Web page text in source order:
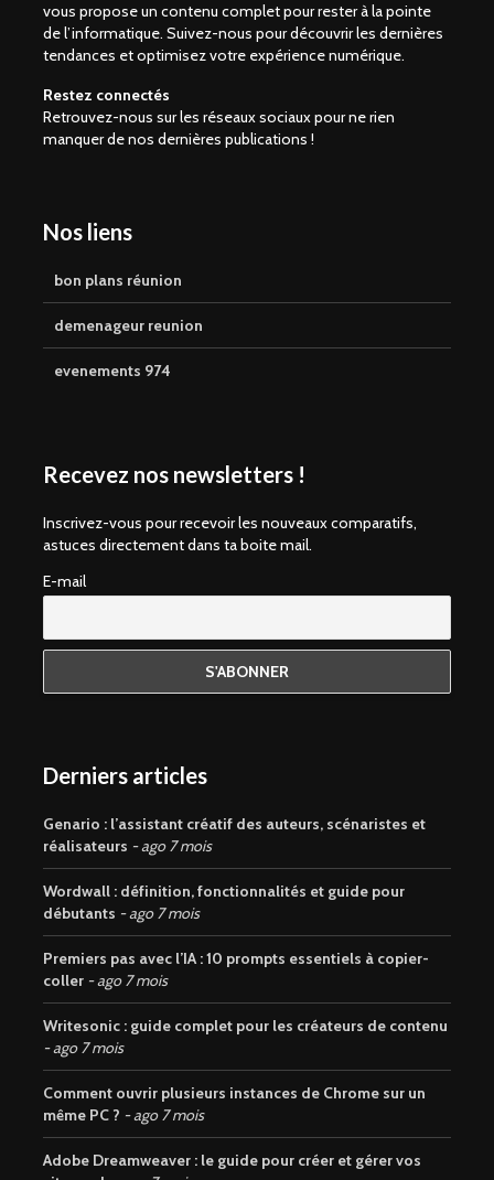
vous propose un contenu complet pour rester à la pointe
de l’informatique. Suivez-nous pour découvrir les dernières
tendances et optimisez votre expérience numérique.
Restez connectés
Retrouvez-nous sur les réseaux sociaux pour ne rien
manquer de nos dernières publications !
Nos liens
bon plans réunion
demenageur reunion
evenements 974
Recevez nos newsletters !
Inscrivez-vous pour recevoir les nouveaux comparatifs,
astuces directement dans ta boite mail.
E-mail
Derniers articles
Genario : l’assistant créatif des auteurs, scénaristes et
réalisateurs
ago 7 mois
Wordwall : définition, fonctionnalités et guide pour
débutants
ago 7 mois
Premiers pas avec l’IA : 10 prompts essentiels à copier-
coller
ago 7 mois
Writesonic : guide complet pour les créateurs de contenu
ago 7 mois
Comment ouvrir plusieurs instances de Chrome sur un
même PC ?
ago 7 mois
Adobe Dreamweaver : le guide pour créer et gérer vos